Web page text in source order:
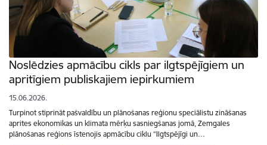
Noslēdzies apmācību cikls par ilgtspējīgiem un
apritīgiem publiskajiem iepirkumiem
15.06.2026.
Turpinot stiprināt pašvaldību un plānošanas reģionu speciālistu zināšanas
aprites ekonomikas un klimata mērķu sasniegšanas jomā, Zemgales
plānošanas reģions īstenojis apmācību ciklu “Ilgtspējīgi un…